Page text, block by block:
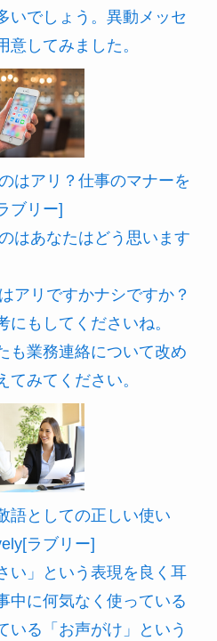
いでしょう。異動メッセ
意してみました。
はアリ？仕事のマナーを
ブリー]
はあなたはどう思います
アリですかナシですか？
もしてくださいね。
も業務連絡について改め
てみてください。
語としての正しい使い
ラブリー]
い」という表現を良く耳
中に何気なく使っている
いる「お声がけ」という